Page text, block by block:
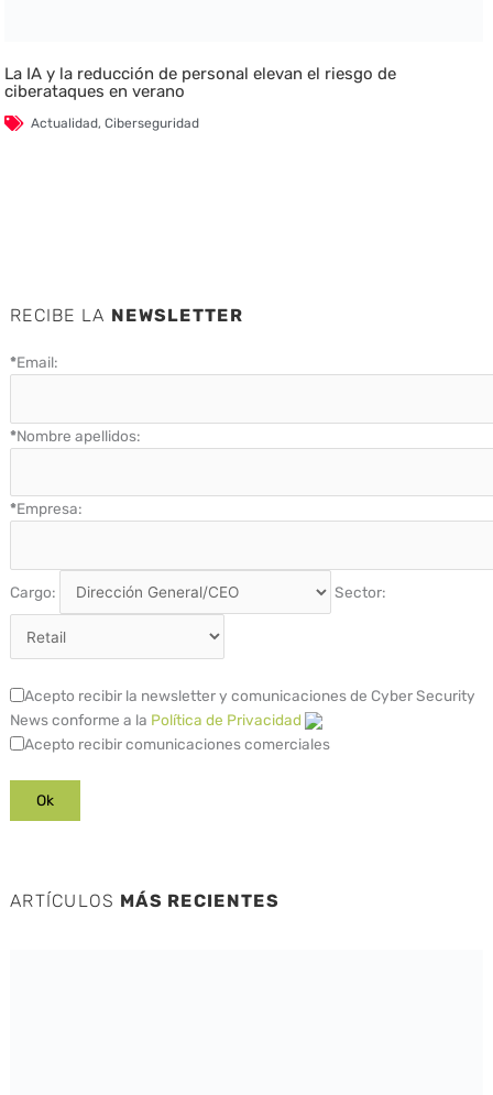
La IA y la reducción de personal elevan el riesgo de
ciberataques en verano
Actualidad,Ciberseguridad
RECIBE LA NEWSLETTER
*Email:
*Nombre apellidos:
*Empresa:
Cargo: Sector:
Acepto recibir la newsletter y comunicaciones de Cyber Security
News conforme a la Política de Privacidad
Acepto recibir comunicaciones comerciales
ARTÍCULOS MÁS RECIENTES